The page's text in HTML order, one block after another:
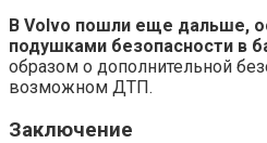
В Volvo пошли еще дальше,
подушками безопасности в
образом о дополнительной
возможном ДТП.
Заключение